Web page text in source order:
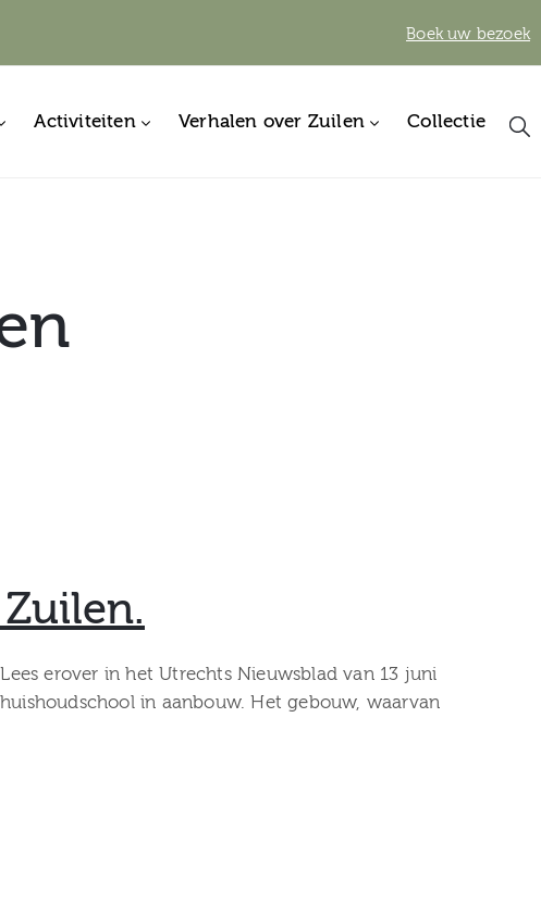
Boek uw bezoek
Activiteiten Verhalen over Zuilen Collectie
erover in het Utrechts Nieuwsblad van 13 juni
in aanbouw. Het gebouw, waarvan